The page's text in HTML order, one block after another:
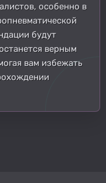
особенно в
будут
верным
вам избежать